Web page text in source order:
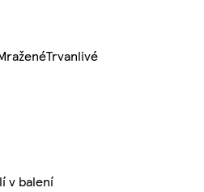
Trvanlivé
v balení